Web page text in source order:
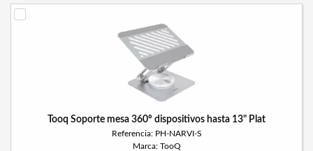
Tooq Soporte mesa 360º dispositivos hasta 13" Plat
Referencia: PH-NARVI-S
Marca: TooQ